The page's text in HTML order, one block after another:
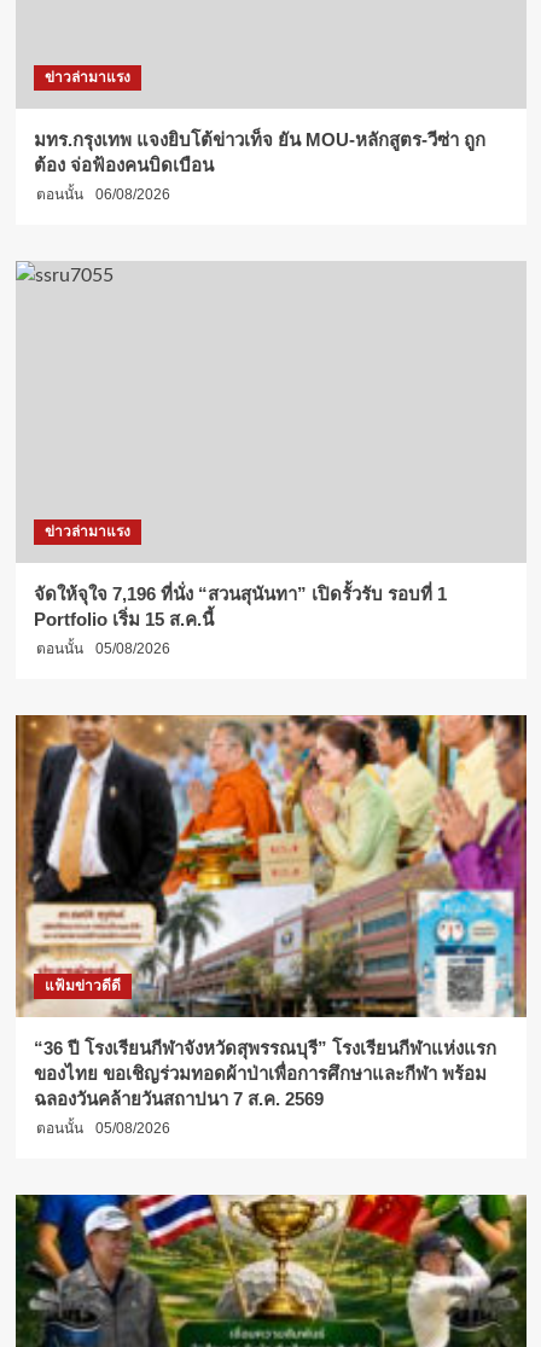
ข่าวล่ามาแรง
มทร.กรุงเทพ แจงยิบโต้ข่าวเท็จ ยัน MOU-หลักสูตร-วีซ่า ถูก
ต้อง จ่อฟ้องคนบิดเบือน
ตอนนั้น 06/08/2026
ข่าวล่ามาแรง
จัดให้จุใจ 7,196 ที่นั่ง “สวนสุนันทา” เปิดรั้วรับ รอบที่ 1
Portfolio เริ่ม 15 ส.ค.นี้
ตอนนั้น 05/08/2026
แฟ้มข่าวดีดี
“36 ปี โรงเรียนกีฬาจังหวัดสุพรรณบุรี” โรงเรียนกีฬาแห่งแรก
ของไทย ขอเชิญร่วมทอดผ้าป่าเพื่อการศึกษาและกีฬา พร้อม
ฉลองวันคล้ายวันสถาปนา 7 ส.ค. 2569
ตอนนั้น 05/08/2026